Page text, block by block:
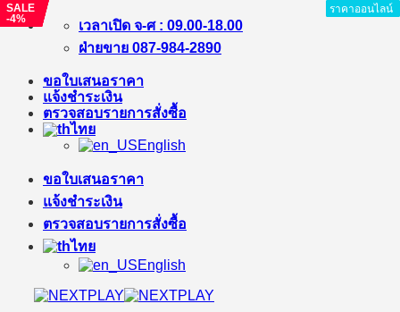
ข้าม
เนื้อหา
เวลาเปิด จ-ศ : 09.00-18.00
ฝ่ายขาย 087-984-2890
ขอใบเสนอราคา
แจ้งชำระเงิน
ตรวจสอบรายการสั่งซื้อ
ไทย
English
ขอใบเสนอราคา
แจ้งชำระเงิน
ตรวจสอบรายการสั่งซื้อ
ไทย
English
ราคาออนไลน์
ราคาออนไลน์
SALE
-3%
ราคาออนไลน์
SALE
-6%
ราคาออนไลน์
SALE
-8%
ราคาออนไลน์
SALE
-9%
ราคาออนไลน์
SALE
-4%
ราคาออนไลน์
ราคาออนไลน์
ราคาออนไลน์